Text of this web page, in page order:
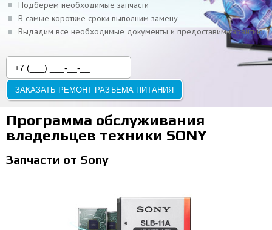
Подберем необходимые запчасти
В самые короткие сроки выполним замену
Выдадим все необходимые документы и предоставим гарантию
ЗАКАЗАТЬ РЕМОНТ РАЗЪЕМА ПИТАНИЯ
Программа обслуживания
владельцев техники SONY
Запчасти от Sony